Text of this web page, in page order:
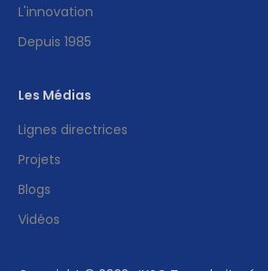
L'innovation
Depuis 1985
Les Médias
Lignes directrices
Projets
Blogs
Vidéos